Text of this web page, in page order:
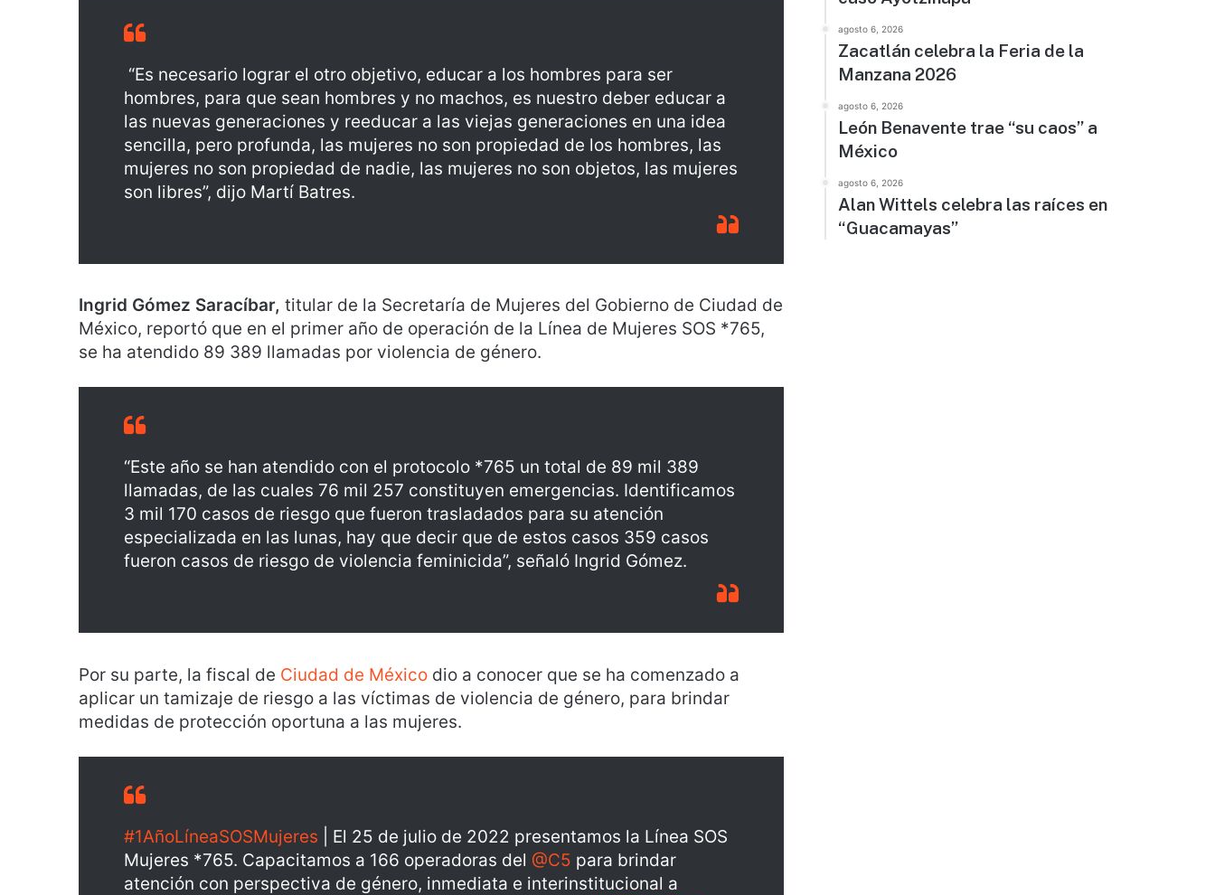
“Es necesario lograr el otro objetivo, educar a los hombres para ser
hombres, para que sean hombres y no machos, es nuestro deber educar a
las nuevas generaciones y reeducar a las viejas generaciones en una idea
sencilla, pero profunda, las mujeres no son propiedad de los hombres, las
mujeres no son propiedad de nadie, las mujeres no son objetos, las mujeres
son libres”, dijo Martí Batres.
Ingrid Gómez Saracíbar, titular de la Secretaría de Mujeres del Gobierno de Ciudad de
México, reportó que en el primer año de operación de la Línea de Mujeres SOS *765,
se ha atendido 89 389 llamadas por violencia de género.
“Este año se han atendido con el protocolo *765 un total de 89 mil 389
llamadas, de las cuales 76 mil 257 constituyen emergencias. Identificamos
3 mil 170 casos de riesgo que fueron trasladados para su atención
especializada en las lunas, hay que decir que de estos casos 359 casos
fueron casos de riesgo de violencia feminicida”, señaló Ingrid Gómez.
Por su parte, la fiscal de Ciudad de México dio a conocer que se ha comenzado a
aplicar un tamizaje de riesgo a las víctimas de violencia de género, para brindar
medidas de protección oportuna a las mujeres.
#1AñoLíneaSOSMujeres | El 25 de julio de 2022 presentamos la Línea SOS
Mujeres *765. Capacitamos a 166 operadoras del @C5 para brindar
atención con perspectiva de género, inmediata e interinstitucional a
agosto 6, 2026
Zacatlán celebra la Feria de la
Manzana 2026
agosto 6, 2026
León Benavente trae “su caos” a
México
agosto 6, 2026
Alan Wittels celebra las raíces en
“Guacamayas”